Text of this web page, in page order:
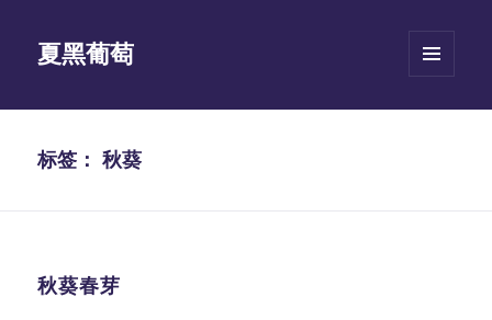
夏黑葡萄
挂件
标签：秋葵
秋葵春芽